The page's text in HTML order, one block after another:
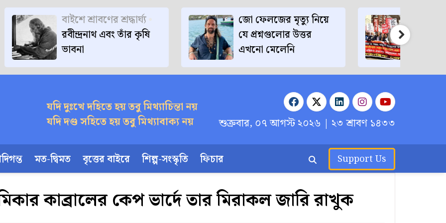
বাইশে শ্রাবণের শ্রদ্ধার্ঘ্য
রবীন্দ্রনাথ এবং তাঁর কৃষি
ভাবনা
জো ফেলজের মৃত্যু নিয়ে
যে প্রশ্নগুলোর উত্তর
এখনো মেলেনি
যদি দুঃখে দহিতে হয় তবু মিথ্যাচিন্তা নয়
যদি দণ্ড সহিতে হয় তবু মিথ্যাবাক্য নয়
শুক্রবার, ০৭ আগস্ট ২০২৬ | ২৩ শ্রাবণ ১৪৩৩
মত-দ্বিমত বৃত্তের বাইরে শিল্প-সংস্কৃতি ফিচার Support Us
কাব্রালের কেপ ভার্দে তার মিরাকল জারি রাখুক